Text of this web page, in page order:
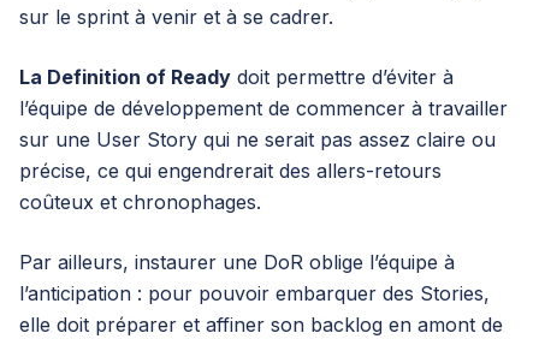
sur le sprint à venir et à se cadrer.
La Definition of Ready doit permettre d’éviter à
l’équipe de développement de commencer à travailler
sur une User Story qui ne serait pas assez claire ou
précise, ce qui engendrerait des allers-retours
coûteux et chronophages.
Par ailleurs, instaurer une DoR oblige l’équipe à
l’anticipation : pour pouvoir embarquer des Stories,
elle doit préparer et affiner son backlog en amont de